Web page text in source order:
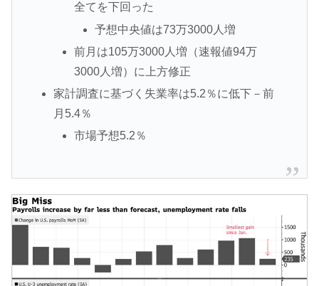
全てを下回った
予想中央値は73万3000人増
前月は105万3000人増（速報値94万
3000人増）に上方修正
家計調査に基づく失業率は5.2％に低下－前
月5.4％
市場予想5.2％